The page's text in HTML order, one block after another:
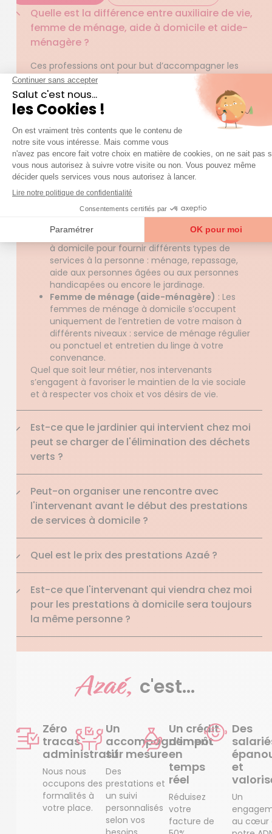
Quelle est la différence entre auxiliaire de vie,
femme de ménage, aide à domicile et aide-
ménagère ?
Ces professions ont pour but d’accompagner les
personnes âgées et/ou dépendantes dans leur vie
quotidienne.
L’auxiliaire de vie
: il est indispensable de
posséder un diplôme d’auxiliaire de vie sociale
agréé par l’État. Les tâches de l’auxiliaire de vie
consistent à aider la personne âgée,
handicapée ou fragile dans sa vie quotidienne.
Ils ou elles prennent soin de vous ou de vos
parents âgés pour le lever et le coucher, la
préparation et la prise des repas, ainsi que
pour l’accompagnement en extérieur pour les
loisirs ou les rendez-vous.
L’aide à domicile :
Le terme « aide à domicile »
désigne toutes les personnes qui interviennent
à domicile pour fournir différents types de
services à la personne : ménage, repassage,
aide aux personnes âgées ou aux personnes
handicapées ou encore le jardinage.
Femme de ménage (aide-ménagère) : Les
femmes de ménage à domicile s’occupent
uniquement de l’entretien de votre maison à
différents niveaux : service de ménage régulier
ou ponctuel et entretien du linge à votre
convenance.
Quel que soit leur métier, nos intervenants
s’engagent à favoriser le maintien de la vie sociale
et à respecter vos choix et vos désirs de vie.
Est-ce que le jardinier qui intervient chez moi
peut se charger de l'élimination des déchets
verts ?
Peut-on organiser une rencontre avec
l'intervenant avant le début des prestations
de services à domicile ?
Quel est le prix des prestations Azaé ?
Est-ce que l'intervenant qui viendra chez moi
pour les prestations à domicile sera toujours
la même personne ?
Azaé, c'est...
Zéro
tracas
administratif
Nous nous
occupons des
formalités à
votre place.
Un
accompagnement
sur mesure
Des
prestations et
un suivi
personnalisés
selon vos
Un crédit
d’impôt
en
temps
réel
Réduisez
votre
facture de
Des
et
Un
au cœur